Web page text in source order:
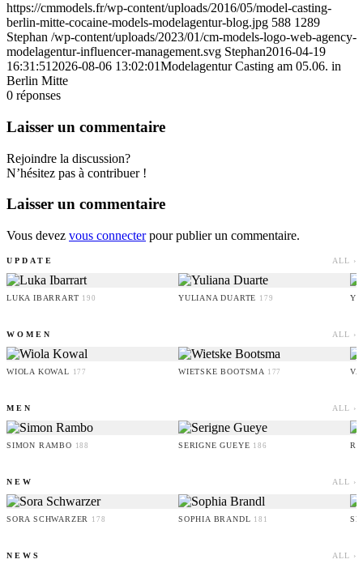
https://cmmodels.fr/wp-content/uploads/2016/05/model-casting-
berlin-mitte-cocaine-models-modelagentur-blog.jpg 588 1289
Stephan /wp-content/uploads/2023/01/cm-models-logo-web-agency-
modelagentur-influencer-management.svg Stephan2016-04-19
16:31:51 2026-08-06 13:02:01Modelagentur Casting am 05.06. in
Berlin Mitte
0 réponses
Laisser un commentaire
Rejoindre la discussion?
N’hésitez pas à contribuer !
Laisser un commentaire
Vous devez vous connecterpour publier un commentaire.
UPDATE ALL ›
LUKA IBARRART 190 YULIANA DUARTE 179
WOMEN ALL ›
WIOLA KOWAL 177 WIETSKE BOOTSMA 177
MEN ALL ›
SIMON RAMBO 188 SERIGNE GUEYE 186
NEW ALL ›
SORA SCHWARZER 178 SOPHIA BRANDL 181
NEWS ALL ›